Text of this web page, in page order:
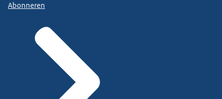
Abonneren